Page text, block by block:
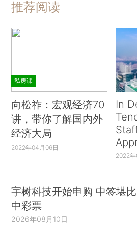
推荐阅读
私房课
向松祚：宏观经济70
讲，带你了解国内外
经济大局
2022年04月06日
In
2022
宇树科技开始申购 中签堪比
中彩票
2026年08月10日